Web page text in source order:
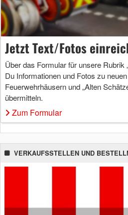
Jetzt Text/Fotos
Über das Formular für unsere Rubrik
Du Informationen und Fotos zu
Feuerwehrhäusern und „Alten
übermitteln.
Zum Formular
VERKAUFSSTELLEN UND